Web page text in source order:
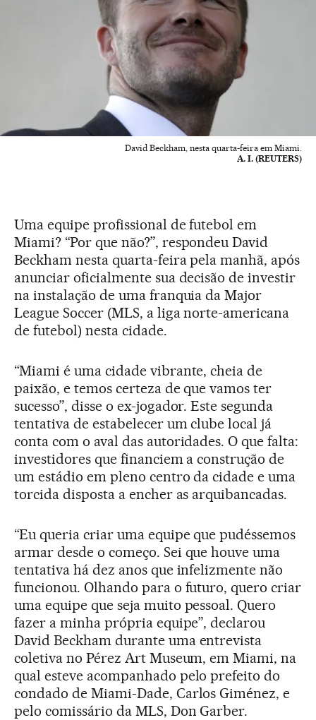
David Beckham, nesta quarta-feira em Miami.
A. I. (REUTERS)
Uma equipe profissional de futebol em
Miami? “Por que não?”, respondeu David
Beckham nesta quarta-feira pela manhã, após
anunciar oficialmente sua decisão de investir
na instalação de uma franquia da Major
League Soccer (MLS, a liga norte-americana
de futebol) nesta cidade.
“Miami é uma cidade vibrante, cheia de
paixão, e temos certeza de que vamos ter
sucesso”, disse o ex-jogador. Este segunda
tentativa de estabelecer um clube local já
conta com o aval das autoridades. O que falta:
investidores que financiem a construção de
um estádio em pleno centro da cidade e uma
torcida disposta a encher as arquibancadas.
“Eu queria criar uma equipe que pudéssemos
armar desde o começo. Sei que houve uma
tentativa há dez anos que infelizmente não
funcionou. Olhando para o futuro, quero criar
uma equipe que seja muito pessoal. Quero
fazer a minha própria equipe”, declarou
David Beckham durante uma entrevista
coletiva no Pérez Art Museum, em Miami, na
qual esteve acompanhado pelo prefeito do
condado de Miami-Dade, Carlos Giménez, e
pelo comissário da MLS, Don Garber.